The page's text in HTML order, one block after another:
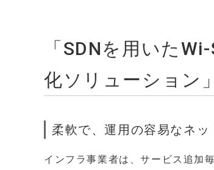
「SDNを用いた
化ソリューション
柔軟で、運用の容易なネッ
インフラ事業者は、サービス追加